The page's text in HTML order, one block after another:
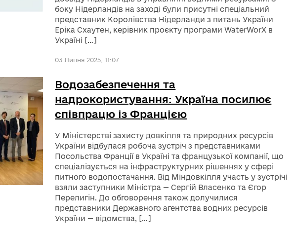
боку Нідерландів на заході були присутні спеціальний
представник Королівства Нідерланди з питань України
Еріка Схаутен, керівник проєкту програми WaterWorX в
Україні […]
03 Липня 2025, 11:07
Водозабезпечення та
надрокористування: Україна посилює
співпрацю із Францією
У Міністерстві захисту довкілля та природних ресурсів
України відбулася робоча зустріч з представниками
Посольства Франції в Україні та французької компанії, що
спеціалізується на інфраструктурних рішеннях у сфері
питного водопостачання. Від Міндовкілля участь у зустрічі
взяли заступники Міністра — Сергій Власенко та Єгор
Перелигін. До обговорення також долучилися
представники Державного агентства водних ресурсів
України — відомства, […]